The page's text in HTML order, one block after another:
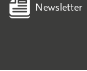
Newsletter